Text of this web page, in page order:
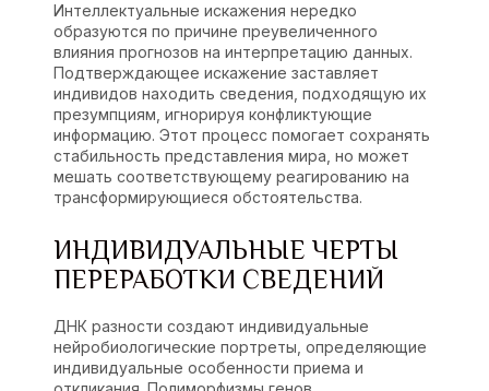
Интеллектуальные искажения нередко
образуются по причине преувеличенного
влияния прогнозов на интерпретацию данных.
Подтверждающее искажение заставляет
индивидов находить сведения, подходящую их
презумпциям, игнорируя конфликтующие
информацию. Этот процесс помогает сохранять
стабильность представления мира, но может
мешать соответствующему реагированию на
трансформирующиеся обстоятельства.
ИНДИВИДУАЛЬНЫЕ ЧЕРТЫ
ПЕРЕРАБОТКИ СВЕДЕНИЙ
ДНК разности создают индивидуальные
нейробиологические портреты, определяющие
индивидуальные особенности приема и